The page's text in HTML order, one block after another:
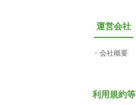
運営会社
会社概要
利用規約等